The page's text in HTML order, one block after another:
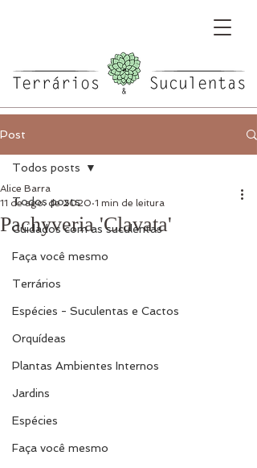
Post
Todos posts
Cuidados com as suculentas
Faça você mesmo
Terrários
Espécies - Suculentas e Cactos
Orquídeas
Plantas Ambientes Internos
Jardins
Espécies
Faça você mesmo
Todos posts
Pachyveria 'Clavata'
Alice Barra
11 de ago. de 2020 1 min de leitura